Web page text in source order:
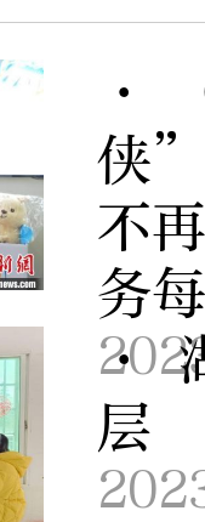
·
侠”
不
务
·
层